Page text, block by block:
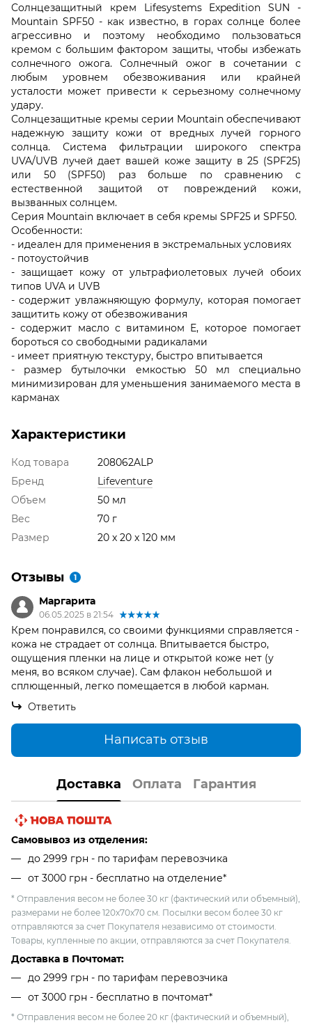
Солнцезащитный крем Lifesystems Expedition SUN -
Mountain SPF50 - как известно, в горах солнце более
агрессивно и поэтому необходимо пользоваться
кремом с большим фактором защиты, чтобы избежать
солнечного ожога. Солнечный ожог в сочетании с
любым уровнем обезвоживания или крайней
усталости может привести к серьезному солнечному
удару.
Солнцезащитные кремы серии Mountain обеспечивают
надежную защиту кожи от вредных лучей горного
солнца. Система фильтрации широкого спектра
UVA/UVB лучей дает вашей коже защиту в 25 (SPF25)
или 50 (SPF50) раз больше по сравнению с
естественной защитой от повреждений кожи,
вызванных солнцем.
Серия Mountain включает в себя кремы SPF25 и SPF50.
Особенности:
- идеален для применения в экстремальных условиях
- потоустойчив
- защищает кожу от ультрафиолетовых лучей обоих
типов UVA и UVB
- содержит увлажняющую формулу, которая помогает
защитить кожу от обезвоживания
- содержит масло с витамином Е, которое помогает
бороться со свободными радикалами
- имеет приятную текстуру, быстро впитывается
- размер бутылочки емкостью 50 мл специально
минимизирован для уменьшения занимаемого места в
карманах
Характеристики
Код товара
208062ALP
Бренд
Lifeventure
Объем
50 мл
Вес
70 г
Размер
20 x 20 x 120 мм
Отзывы 1
Маргарита
06.05.2025 в 21:54
Крем понравился, со своими функциями справляется -
кожа не страдает от солнца. Впитывается быстро,
ощущения пленки на лице и открытой коже нет (у
меня, во всяком случае). Сам флакон небольшой и
сплющенный, легко помещается в любой карман.
Ответить
Написать отзыв
Доставка Оплата Гарантия
Самовывоз из отделения:
до 2999 грн - по тарифам перевозчика
от 3000 грн - бесплатно на отделение*
* Отправления весом не более 30 кг (фактический или объемный),
размерами не более 120х70х70 см. Посылки весом более 30 кг
отправляются за счет Покупателя независимо от стоимости.
Товары, купленные по акции, отправляются за счет Покупателя.
Доставка в Почтомат:
до 2999 грн - по тарифам перевозчика
от 3000 грн - бесплатно в почтомат*
* Отправления весом не более 20 кг (фактический и объемный),